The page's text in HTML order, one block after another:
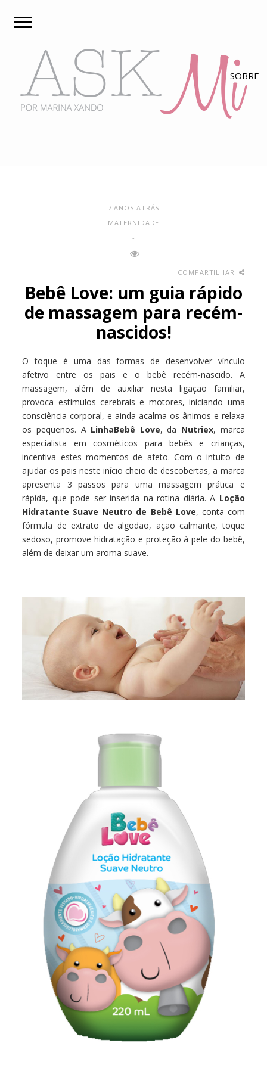
7 ANOS ATRÁS
MATERNIDADE
-
COMPARTILHAR
Bebê Love: um guia rápido
de massagem para recém-
nascidos!
O toque é uma das formas de desenvolver vínculo
afetivo entre os pais e o bebê recém-nascido. A
massagem, além de auxiliar nesta ligação familiar,
provoca estímulos cerebrais e motores, iniciando uma
consciência corporal, e ainda acalma os ânimos e relaxa
os pequenos. A LinhaBebê Love, da Nutriex, marca
especialista em cosméticos para bebês e crianças,
incentiva estes momentos de afeto. Com o intuito de
ajudar os pais neste início cheio de descobertas, a marca
apresenta 3 passos para uma massagem prática e
rápida, que pode ser inserida na rotina diária. A Loção
Hidratante Suave Neutro de Bebê Love, conta com
fórmula de extrato de algodão, ação calmante, toque
sedoso, promove hidratação e proteção à pele do bebê,
além de deixar um aroma suave.